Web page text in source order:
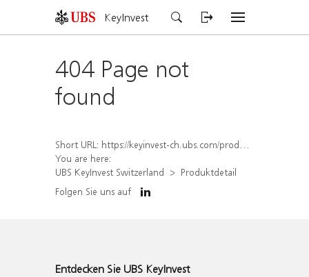
KeyInvest
404 Page not
found
Short URL: https://keyinvest-ch.ubs.com/produkt/detail/index/isin/CH1578826088
You are here:
UBS KeyInvest Switzerland
Produktdetail
Folgen Sie uns auf
Entdecken Sie UBS KeyInvest